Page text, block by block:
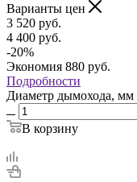
Варианты цен
3 520 руб.
4 400 руб.
-20%
Экономия 880 руб.
Подробности
Диаметр дымохода, мм
В корзину